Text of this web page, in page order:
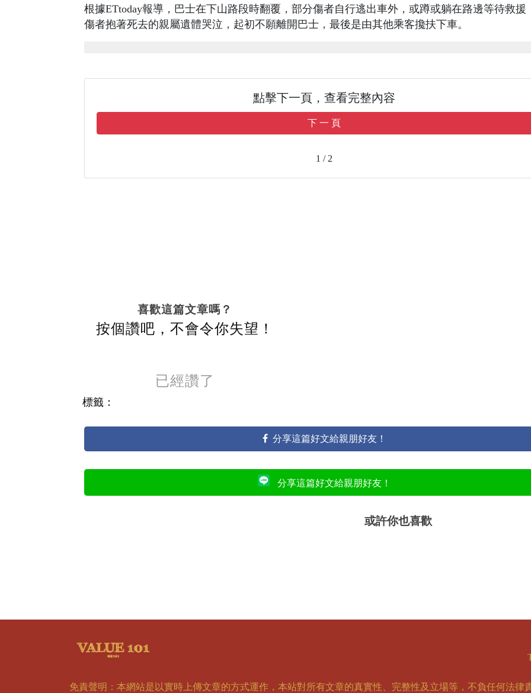
根據ETtoday報導，巴士在下山路段時翻覆，部分傷者自行逃出車外，或蹲或躺在路邊等待救援
傷者抱著死去的親屬遺體哭泣，起初不願離開巴士，最後是由其他乘客攙扶下車。
點擊下一頁，查看完整內容
下 一 頁
1 / 2
喜歡這篇文章嗎？
按個讚吧，不會令你失望！
已經讚了
標籤：
分享這篇好文給親朋好友！
分享這篇好文給親朋好友！
或許你也喜歡
免責聲明：本網站是以實時上傳文章的方式運作，本站對所有文章的真實性、完整性及立場等，不負任何法